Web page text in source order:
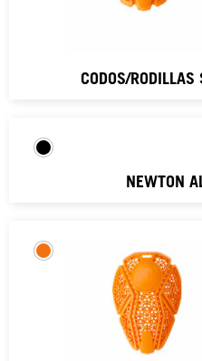
CODOS/
NEWTON